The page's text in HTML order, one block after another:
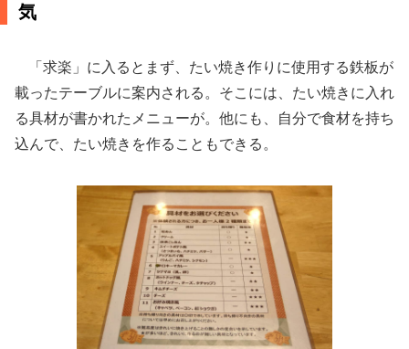
気
「求楽」に入るとまず、たい焼き作りに使用する鉄板が
載ったテーブルに案内される。そこには、たい焼きに入れ
る具材が書かれたメニューが。他にも、自分で食材を持ち
込んで、たい焼きを作ることもできる。